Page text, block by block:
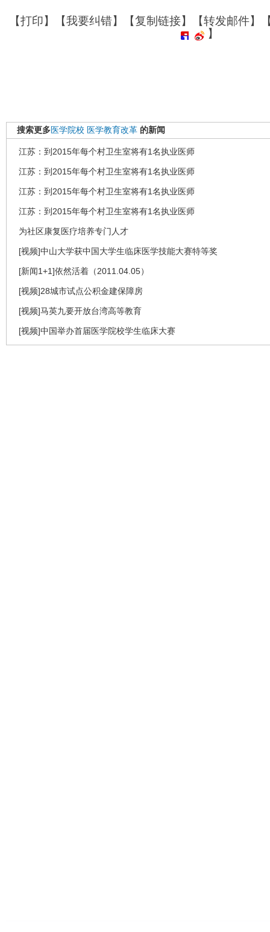
【打印】【我要纠错】【复制链接】【转发邮件】
】
搜索更多医学院校 医学教育改革 的新闻
江苏：到2015年每个村卫生室将有1名执业医师
江苏：到2015年每个村卫生室将有1名执业医师
江苏：到2015年每个村卫生室将有1名执业医师
江苏：到2015年每个村卫生室将有1名执业医师
为社区康复医疗培养专门人才
[视频]中山大学获中国大学生临床医学技能大赛特等奖
[新闻1+1]依然活着（2011.04.05）
[视频]28城市试点公积金建保障房
[视频]马英九要开放台湾高等教育
[视频]中国举办首届医学院校学生临床大赛